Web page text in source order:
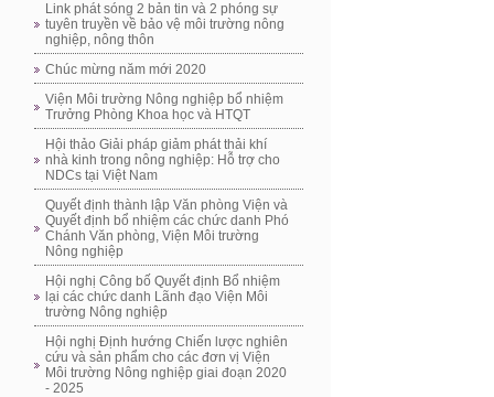
Link phát sóng 2 bản tin và 2 phóng sự
tuyên truyền về bảo vệ môi trường nông
nghiệp, nông thôn
Chúc mừng năm mới 2020
Viện Môi trường Nông nghiệp bổ nhiệm
Trưởng Phòng Khoa học và HTQT
Hội thảo Giải pháp giảm phát thải khí
nhà kinh trong nông nghiệp: Hỗ trợ cho
NDCs tại Việt Nam
Quyết định thành lập Văn phòng Viện và
Quyết định bổ nhiệm các chức danh Phó
Chánh Văn phòng, Viện Môi trường
Nông nghiệp
Hội nghị Công bố Quyết định Bổ nhiệm
lại các chức danh Lãnh đạo Viện Môi
trường Nông nghiệp
Hội nghị Định hướng Chiến lược nghiên
cứu và sản phẩm cho các đơn vị Viện
Môi trường Nông nghiệp giai đoạn 2020
- 2025